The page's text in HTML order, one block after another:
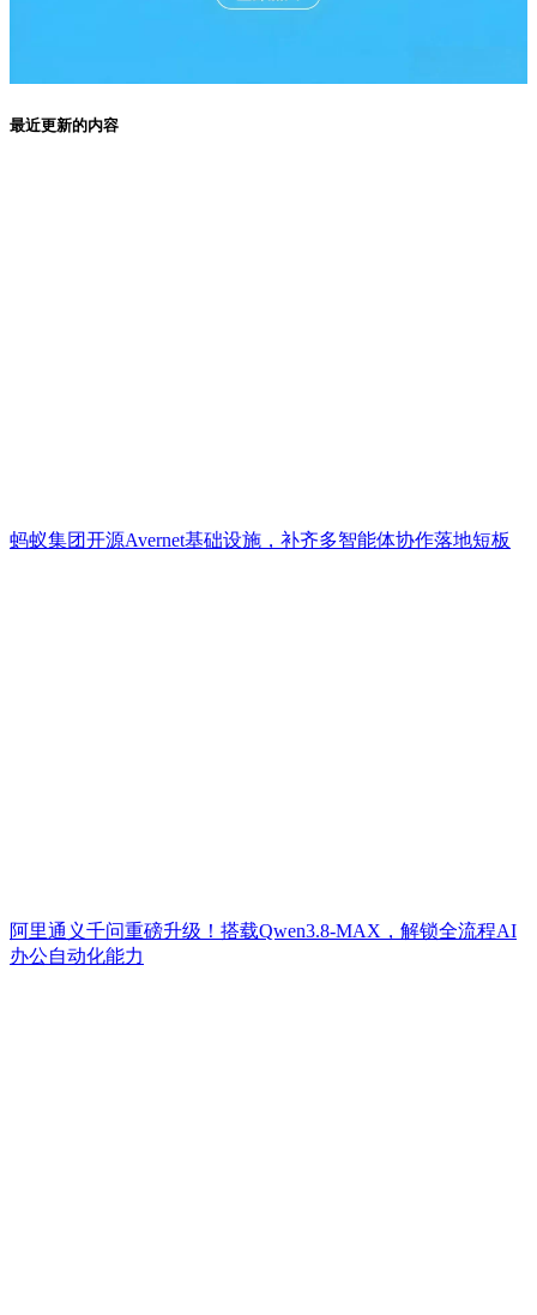
最近更新的内容
蚂蚁集团开源Avernet基础设施，补齐多智能体协作落地短板
阿里通义千问重磅升级！搭载Qwen3.8-MAX，解锁全流程AI
办公自动化能力